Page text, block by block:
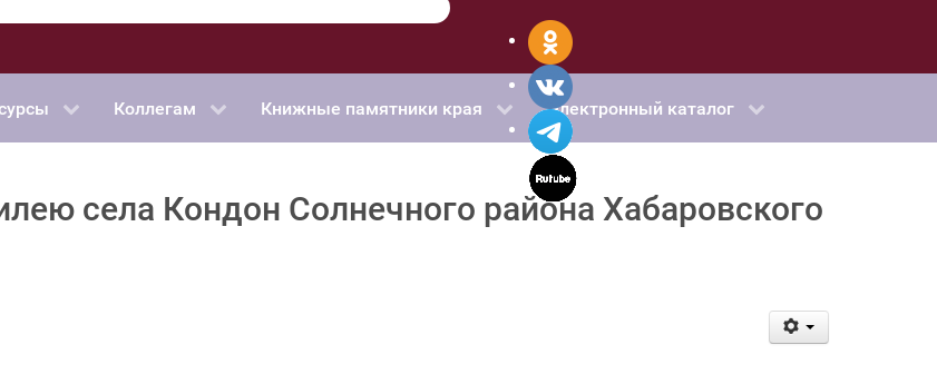
Коллегам Книжные памятники края Электронный каталог
села Кондон Солнечного района Хабаровского